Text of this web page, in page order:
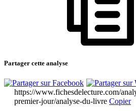
Partager cette analyse
https://www.fichesdelecture.com/
premier-jour/analyse-du-livre Copier